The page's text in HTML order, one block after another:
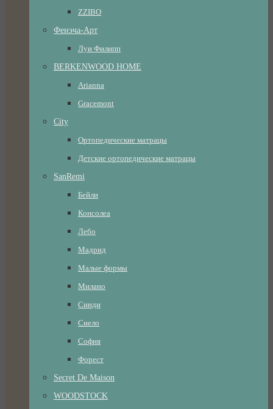
ZZIBO
Фенэча-Арт
Луи Филипп
BERKENWOOD HOME
Arianna
Gracemont
City
Ортопедические матрацы
Детские ортопедические матрацы
SanRemi
Бейли
Консолеа
Лебо
Мадрид
Малые формы
Милано
Синди
Сиело
София
Форест
Secret De Maison
WOODSTOCK